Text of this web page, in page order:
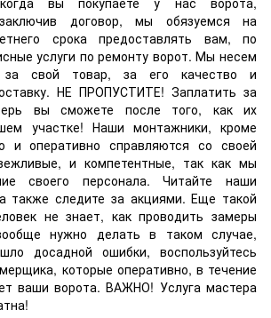
заключив договор, мы обязуемся на
срока предоставлять вам, по
услуги по ремонту ворот. Мы несем
за свой товар, за его качество и
НЕ ПРОПУСТИТЕ! Заплатить за
вы сможете после того, как их
участке! Наши монтажники, кроме
и оперативно справляются со своей
и компетентные, так как мы
своего персонала. Читайте наши
также следите за акциями. Еще такой
не знает, как проводить замеры
нужно делать в таком случае,
досадной ошибки, воспользуйтесь
которые оперативно, в течение
ваши ворота. ВАЖНО! Услуга мастера